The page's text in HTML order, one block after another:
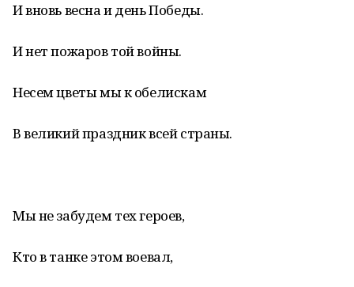
И вновь весна и день Победы.
И нет пожаров той войны.
Несем цветы мы к обелискам
В великий праздник всей страны.
Мы не забудем тех героев,
Кто в танке этом воевал,